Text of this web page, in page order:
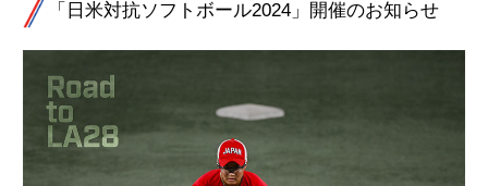
「日米対抗ソフトボール2024」開催のお知らせ